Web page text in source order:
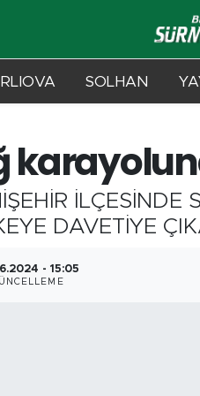
SOLHAN
DAVETİYE
- 15:05